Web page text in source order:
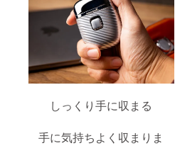
しっくり手に収まる
手に気持ちよく収まりま